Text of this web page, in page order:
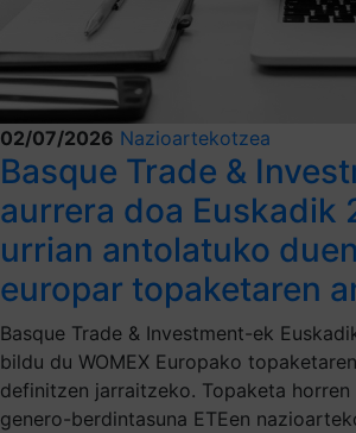
02/07/2026 Nazioartekotzea
Basque Trade &
aurrera doa Euskadik
urrian antolatuko
europar topaketaren
Basque Trade & Investment-ek
bildu du WOMEX Europako
definitzen jarraitzeko. Topaketa horren
genero-berdintasuna ETEen